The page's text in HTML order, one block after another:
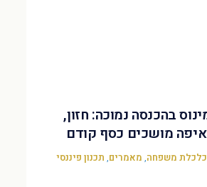
בהכנסה נמוכה: חזון,
מושכים כסף קודם
כלכלת משפחה, מאמרים, תכנון פיננסי